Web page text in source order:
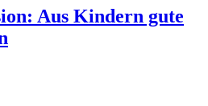
Aus Kindern gute